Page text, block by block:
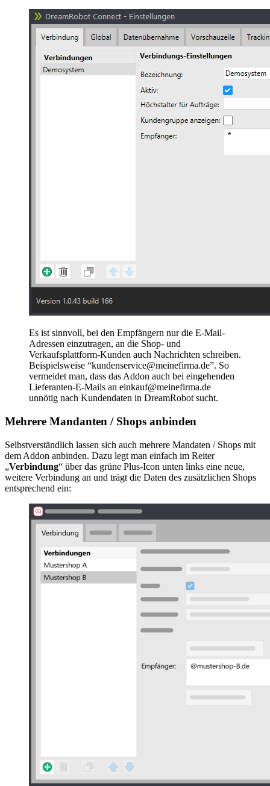
Es ist sinnvoll, bei den Empfängern nur die E-Mail-
Adressen einzutragen, an die Shop- und
Verkaufsplattform-Kunden auch Nachrichten schreiben.
Beispielsweise “kundenservice@meinefirma.de”. So
vermeidet man, dass das Addon auch bei eingehenden
Lieferanten-E-Mails an einkauf@meinefirma.de
unnötig nach Kundendaten in DreamRobot sucht.
Mehrere Mandanten / Shops anbinden
Selbstverständlich lassen sich auch mehrere Mandaten / Shops mit
dem Addon anbinden. Dazu legt man einfach im Reiter
„Verbindung“ über das grüne Plus-Icon unten links eine neue,
weitere Verbindung an und trägt die Daten des zusätzlichen Shops
entsprechend ein: